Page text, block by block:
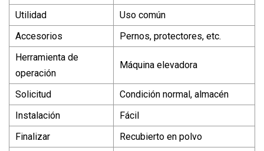
Utilidad
Uso común
Accesorios
Pernos, protectores, etc.
Herramienta de
operación
Máquina elevadora
Solicitud
Condición normal, almacén
Instalación
Fácil
Finalizar
Recubierto en polvo